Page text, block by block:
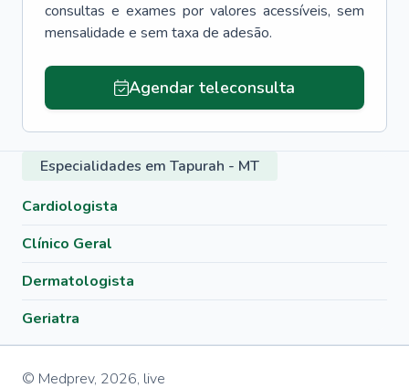
consultas e exames por valores acessíveis, sem
mensalidade e sem taxa de adesão.
Agendar teleconsulta
Especialidades em Tapurah - MT
Cardiologista
Clínico Geral
Dermatologista
Geriatra
© Medprev, 2026, live